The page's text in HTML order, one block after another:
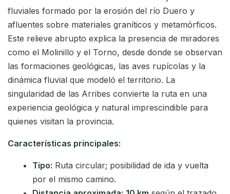
fluviales formado por la erosión del río Duero y
afluentes sobre materiales graníticos y metamórficos.
Este relieve abrupto explica la presencia de miradores
como el Molinillo y el Torno, desde donde se observan
las formaciones geológicas, las aves rupícolas y la
dinámica fluvial que modeló el territorio. La
singularidad de las Arribes convierte la ruta en una
experiencia geológica y natural imprescindible para
quienes visitan la provincia.
Características principales:
Tipo: Ruta circular; posibilidad de ida y vuelta
por el mismo camino.